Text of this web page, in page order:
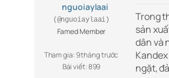
nguoiaylaai
(@nguoiaylaai)
Famed Member
Tham gia: 9 tháng trước
Bài viết: 899
Trong
sản
dân và
ngặt,